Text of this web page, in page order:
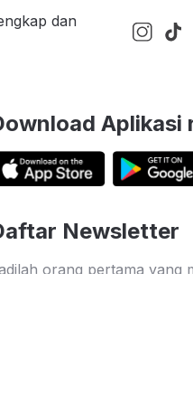
dan
Aplikasi
Newsletter
orang pertama yang